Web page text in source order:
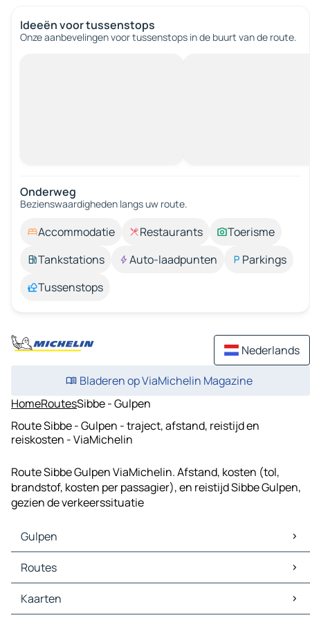
Ideeën voor tussenstops
Onze aanbevelingen voor tussenstops in de buurt van de route.
Onderweg
Bezienswaardigheden langs uw route.
Accommodatie Restaurants
Toerisme
Tankstations
Auto-laadpunten
Parkings
Tussenstops
Nederlands
Bladeren op ViaMichelin Magazine
HomeRoutesSibbe - Gulpen
Route Sibbe - Gulpen - traject, afstand, reistijd en
reiskosten - ViaMichelin
Route Sibbe Gulpen ViaMichelin. Afstand, kosten (tol,
brandstof, kosten per passagier), en reistijd Sibbe Gulpen,
gezien de verkeerssituatie
Gulpen
Gulpen Kaarten
Gulpen Verkeer
Gulpen Hotels
Gulpen Restaurants
Routes
Routes Gulpen - Aken
Routes Gulpen - Maastricht
Kaarten